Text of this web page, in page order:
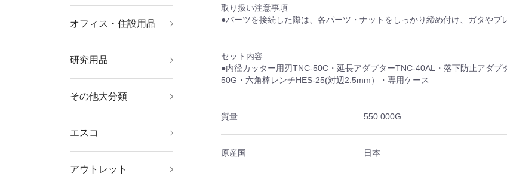
オフィス・住設用品オフィス家具
ＯＡ用品
物置・エクステリア用
文房具
オフィス備品
研究用品 ボトル・容器
厨房用品
研究機器
理化学用品
クリーンルーム関連用
その他大分類 その他中分類
エスコ
電気工事用道具、絶縁
道具、工事現場作業灯
冷凍・空調工具・配管
部材、クーラー・扇風
現場用安全具、標識、
バリケード、屋内安全
防爆工具、水道・ガス
工作機械用クランプ、
ドリルチャック、クー
ラント、ミニバイス
切削工具
チェーンブロック、ス
リング、クランプ・ア
クセサリ、マグネット
リフター
マグネット
ライト・照明器具、電
機械部品
事務用品（筆記具、文
防犯・防災用品、ミラ
道具箱・腰袋、収納ケ
ース、ツールキャビネ
ット、作業台、棚
安全保護具
弱電用工具
ガス・電気溶接、ロウ
建築金物及び家具金物
（スチール、木材）
荷造・包装用品、運搬
はさみ、カッターナイ
たがね、スクレーパ、
ポンチ、サービスミラ
ー、ねじ修正工具
ボルト、小ねじ、ナッ
電動工具、発電機、ト
ランス、コードリー
ジャッキ、プーラー、
テスター及び計測器
継手、ホース・結束バ
ンド、（配管・配線）
水栓金具・部品
測定工具
修理・メンテナンス材
料（棒材、管材、板
屋外作業用品、迷彩・
オイル・グリース用関
連用品及び工具、部品
エアーコンプレッサ
ー、エアー工具、エア
ーホースリール、空圧
機器
自動車専用整備工具
部品洗浄用品、工業用
ワイパー、水・油吸着
粘着テープ、接着剤、
塗料・マーカー、グリ
時計用工具、ルーペ、
半田ごて、ミニトー
チ、ヒートカッター
家電、健康器具、日用
板金・石膏・左官・ダ
イク・内装・塗装・ガ
清掃用品
オフィス機器、ＯＡ用
品、備品、かばん、オ
やすり、砥石、研磨
材、ワイヤーブラシ
スパナ、めがね、ソケ
ット、インパクトソケ
ット、打撃用レンチ
アウトレット
取り扱い注意事項
●パーツを接続した際は、各パーツ・ナットをしっかり締め付け、ガタやブ
セット内容
●内径カッター用刃TNC-50C・延長アダプターTNC-40AL・落下防止アダ
50G・六角棒レンチHES-25(対辺2.5mm）・専用ケース
質量 550.000G
原産国 日本